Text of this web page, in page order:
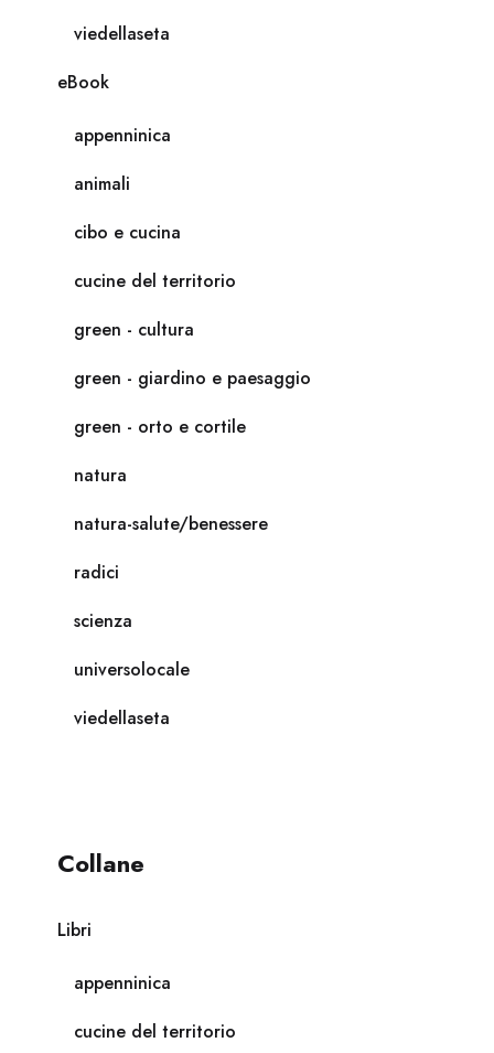
viedellaseta
eBook
appenninica
animali
cibo e cucina
cucine del territorio
green - cultura
green - giardino e paesaggio
green - orto e cortile
natura
natura-salute/benessere
radici
scienza
universolocale
viedellaseta
Collane
Libri
appenninica
cucine del territorio